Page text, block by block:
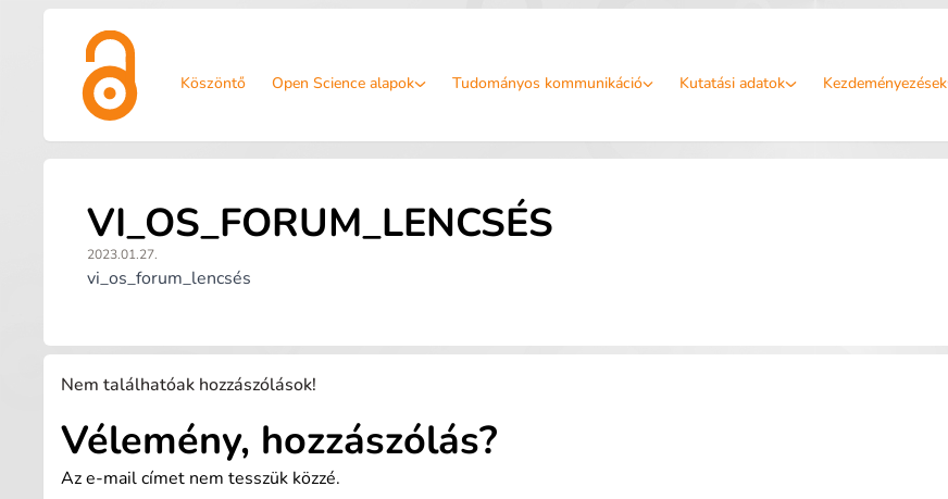
Köszöntő Open Science alapok Tudományos kommunikáció Kutatási adatok Kezdeményezések
VI_OS_FORUM_LENCSÉS
2023.01.27.
vi_os_forum_lencsés
Nem találhatóak hozzászólások!
Vélemény, hozzászólás?
Az e-mail címet nem tesszük közzé.